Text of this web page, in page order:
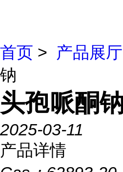
首页 > 产品展厅
钠
头孢哌酮
2025-03-11
产品详情